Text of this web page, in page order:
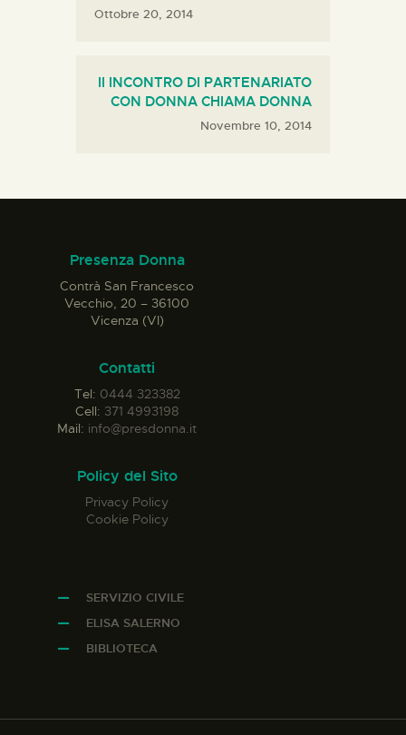
Ottobre 20, 2014
II INCONTRO DI PARTENARIATO
CON DONNA CHIAMA DONNA
Novembre 10, 2014
Presenza Donna
Contrà San Francesco
Vecchio, 20 – 36100
Vicenza (VI)
Contatti
Tel: 0444 323382
Cell: 371 4993198
Mail: info@presdonna.it
Policy del Sito
Privacy Policy
Cookie Policy
SERVIZIO CIVILE
ELISA SALERNO
BIBLIOTECA